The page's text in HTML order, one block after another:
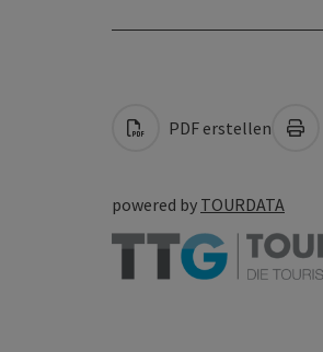
PDF erstellen
powered by TOURDATA